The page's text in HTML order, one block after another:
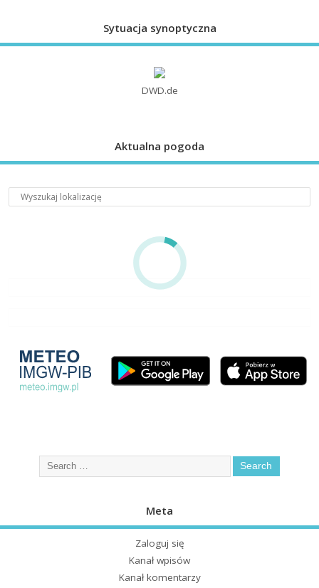
Sytuacja synoptyczna
DWD.de
Aktualna pogoda
Meta
Zaloguj się
Kanał wpisów
Kanał komentarzy